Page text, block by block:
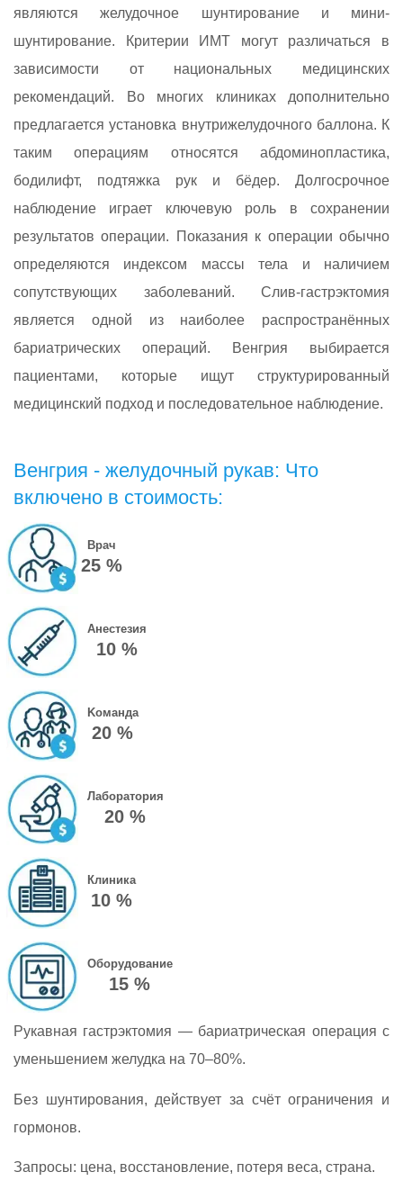
являются желудочное шунтирование и мини-
шунтирование. Критерии ИМТ могут различаться в
зависимости от национальных медицинских
рекомендаций. Во многих клиниках дополнительно
предлагается установка внутрижелудочного баллона. К
таким операциям относятся абдоминопластика,
бодилифт, подтяжка рук и бёдер. Долгосрочное
наблюдение играет ключевую роль в сохранении
результатов операции. Показания к операции обычно
определяются индексом массы тела и наличием
сопутствующих заболеваний. Слив-гастрэктомия
является одной из наиболее распространённых
бариатрических операций. Венгрия выбирается
пациентами, которые ищут структурированный
медицинский подход и последовательное наблюдение.
Венгрия - желудочный рукав: Что
включено в стоимость:
Врач
25 %
Анестезия
10 %
Kоманда
20 %
Лаборатория
20 %
Клиника
10 %
Оборудование
15 %
Рукавная гастрэктомия — бариатрическая операция с
уменьшением желудка на 70–80%.
Без шунтирования, действует за счёт ограничения и
гормонов.
Запросы: цена, восстановление, потеря веса, страна.